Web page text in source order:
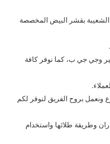
الشعيبة بقشر البيض المخصصة
وجي جي ب، كما نوفر كافة
أيام الأسبوع ونعمل بروح الفريق لنوفر لكم
وطريقة طلائها واستخدام